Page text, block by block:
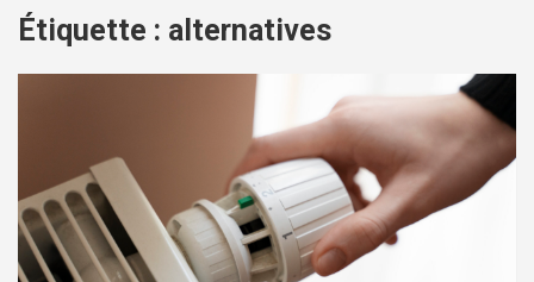
Étiquette : alternatives